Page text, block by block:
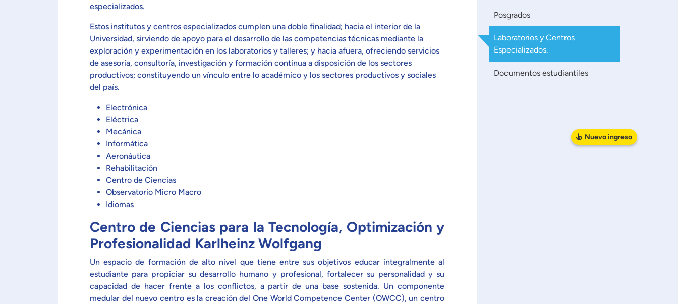
especializados.
Estos institutos y centros especializados cumplen una doble finalidad; hacia el interior de la
Universidad, sirviendo de apoyo para el desarrollo de las competencias técnicas mediante la
exploración y experimentación en los laboratorios y talleres; y hacia afuera, ofreciendo servicios
de asesoría, consultoría, investigación y formación continua a disposición de los sectores
productivos; constituyendo un vínculo entre lo académico y los sectores productivos y sociales
del país.
Electrónica
Eléctrica
Mecánica
Informática
Aeronáutica
Rehabilitación
Centro de Ciencias
Observatorio Micro Macro
Idiomas
Centro de Ciencias para la Tecnología, Optimización y
Profesionalidad Karlheinz Wolfgang
Un espacio de formación de alto nivel que tiene entre sus objetivos educar integralmente al
estudiante para propiciar su desarrollo humano y profesional, fortalecer su personalidad y su
capacidad de hacer frente a los conflictos, a partir de una base sostenida. Un componente
medular del nuevo centro es la creación del One World Competence Center (OWCC), un centro
Posgrados
Laboratorios y Centros
Especializados.
Documentos estudiantiles
Nuevoingreso